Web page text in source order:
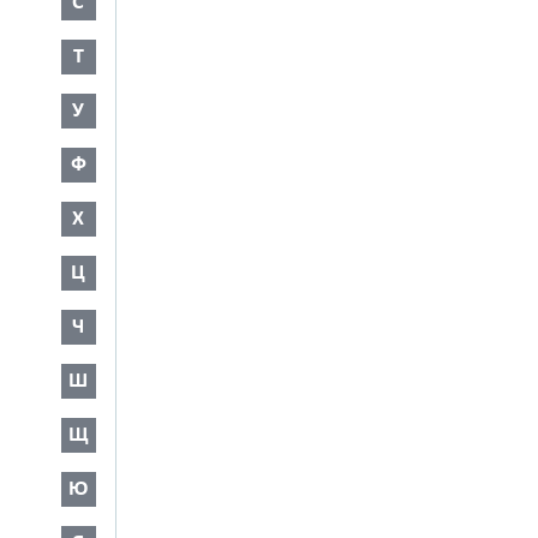
Т
У
Ф
Х
Ц
Ч
Ш
Щ
Ю